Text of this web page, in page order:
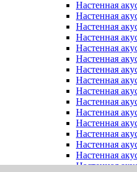
Настенная
Настенная
Настенная
Настенная
Настенная
Настенная
Настенная
Настенная
Настенная
Настенная
Настенная
Настенная
Настенная
Настенная
Настенная
Настенная